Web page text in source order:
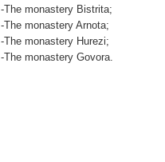
-The monastery Bistrita;
-The monastery Arnota;
-The monastery Hurezi;
-The monastery Govora.